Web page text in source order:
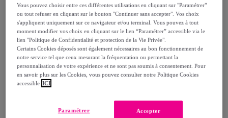
Livraison
Livraison offerte par la marque
Livraison estimée: entre le
Comment ça marche ?
Vous pouvez choisir entre ces différentes utilisations en cliquant sur "Paramétrer"
ou tout refuser en cliquant sur le bouton "Continuer sans accepter". Vos choix
s'appliquent uniquement sur ce navigateur et/ou terminal. Vous pouvez à tout
moment modifier vos choix en cliquant sur le lien “Paramétrer” accessible via le
lien "Politique de Confidentialité et protection de la Vie Privée".
Certains Cookies déposés sont également nécessaires au bon fonctionnement de
notre service tel que ceux mesurant la fréquentation ou permettant la
personnalisation de votre expérience et ne sont pas soumis à consentement. Pour
en savoir plus sur les Cookies, vous pouvez consulter notre Politique Cookies
accessible ICI
Accepter
Paramétrer